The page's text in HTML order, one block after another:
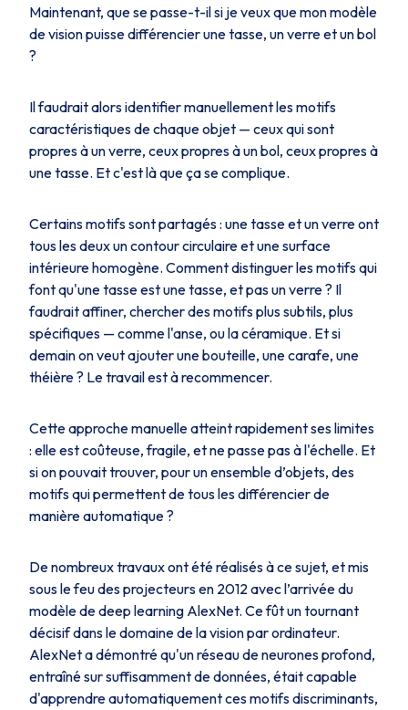
Maintenant, que se passe-t-il si je veux que mon modèle
de vision puisse différencier une tasse, un verre et un bol
?
Il faudrait alors identifier manuellement les motifs
caractéristiques de chaque objet — ceux qui sont
propres à un verre, ceux propres à un bol, ceux propres à
une tasse. Et c'est là que ça se complique.
Certains motifs sont partagés : une tasse et un verre ont
tous les deux un contour circulaire et une surface
intérieure homogène. Comment distinguer les motifs qui
font qu'une tasse est une tasse, et pas un verre ? Il
faudrait affiner, chercher des motifs plus subtils, plus
spécifiques — comme l'anse, ou la céramique. Et si
demain on veut ajouter une bouteille, une carafe, une
théière ? Le travail est à recommencer.
Cette approche manuelle atteint rapidement ses limites
: elle est coûteuse, fragile, et ne passe pas à l'échelle. Et
si on pouvait trouver, pour un ensemble d’objets, des
motifs qui permettent de tous les différencier de
manière automatique ?
De nombreux travaux ont été réalisés à ce sujet, et mis
sous le feu des projecteurs en 2012 avec l’arrivée du
modèle de deep learning AlexNet. Ce fût un tournant
décisif dans le domaine de la vision par ordinateur.
AlexNet a démontré qu'un réseau de neurones profond,
entraîné sur suffisamment de données, était capable
d'apprendre automatiquement ces motifs discriminants,